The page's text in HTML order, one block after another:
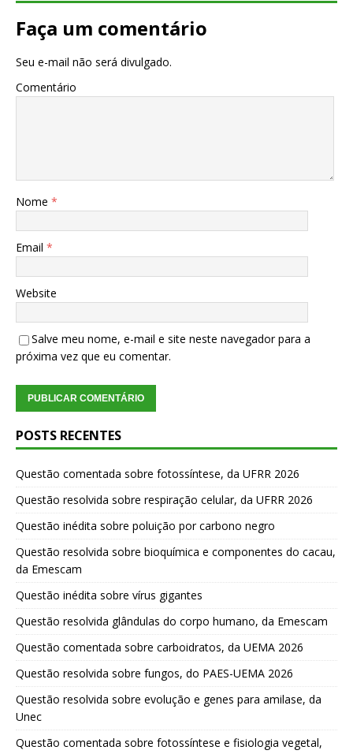
Faça um comentário
Seu e-mail não será divulgado.
Comentário
Nome *
Email *
Website
Salve meu nome, e-mail e site neste navegador para a
próxima vez que eu comentar.
POSTS RECENTES
Questão comentada sobre fotossíntese, da UFRR 2026
Questão resolvida sobre respiração celular, da UFRR 2026
Questão inédita sobre poluição por carbono negro
Questão resolvida sobre bioquímica e componentes do cacau,
da Emescam
Questão inédita sobre vírus gigantes
Questão resolvida glândulas do corpo humano, da Emescam
Questão comentada sobre carboidratos, da UEMA 2026
Questão resolvida sobre fungos, do PAES-UEMA 2026
Questão resolvida sobre evolução e genes para amilase, da
Unec
Questão comentada sobre fotossíntese e fisiologia vegetal,